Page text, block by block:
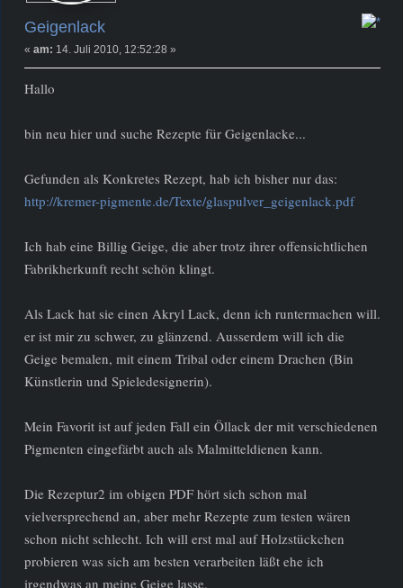
Geigenlack
« am: 14. Juli 2010, 12:52:28 »
Hallo
bin neu hier und suche Rezepte für Geigenlacke...
Gefunden als Konkretes Rezept, hab ich bisher nur das:
http://kremer-pigmente.de/Texte/glaspulver_geigenlack.pdf
Ich hab eine Billig Geige, die aber trotz ihrer offensichtlichen
Fabrikherkunft recht schön klingt.
Als Lack hat sie einen Akryl Lack, denn ich runtermachen will.
er ist mir zu schwer, zu glänzend. Ausserdem will ich die
Geige bemalen, mit einem Tribal oder einem Drachen (Bin
Künstlerin und Spieledesignerin).
Mein Favorit ist auf jeden Fall ein Öllack der mit verschiedenen
Pigmenten eingefärbt auch als Malmitteldienen kann.
Die Rezeptur2 im obigen PDF hört sich schon mal
vielversprechend an, aber mehr Rezepte zum testen wären
schon nicht schlecht. Ich will erst mal auf Holzstückchen
probieren was sich am besten verarbeiten läßt ehe ich
irgendwas an meine Geige lasse.